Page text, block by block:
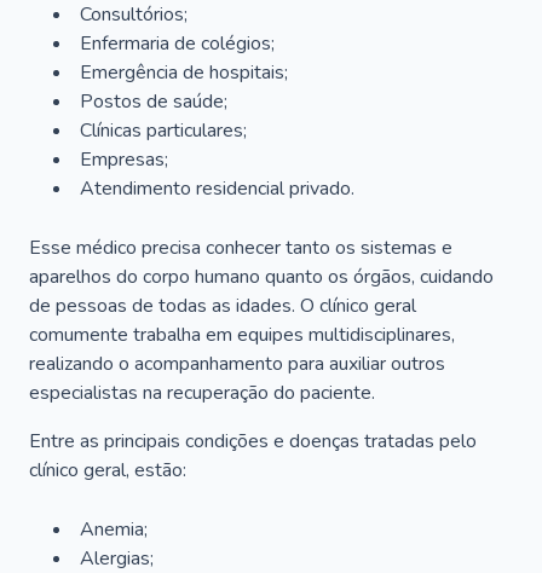
Consultórios;
Enfermaria de colégios;
Emergência de hospitais;
Postos de saúde;
Clínicas particulares;
Empresas;
Atendimento residencial privado.
Esse médico precisa conhecer tanto os sistemas e
aparelhos do corpo humano quanto os órgãos, cuidando
de pessoas de todas as idades. O clínico geral
comumente trabalha em equipes multidisciplinares,
realizando o acompanhamento para auxiliar outros
especialistas na recuperação do paciente.
Entre as principais condições e doenças tratadas pelo
clínico geral, estão:
Anemia;
Alergias;